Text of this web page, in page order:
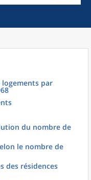
logements par
du nombre de
le nombre de
des résidences